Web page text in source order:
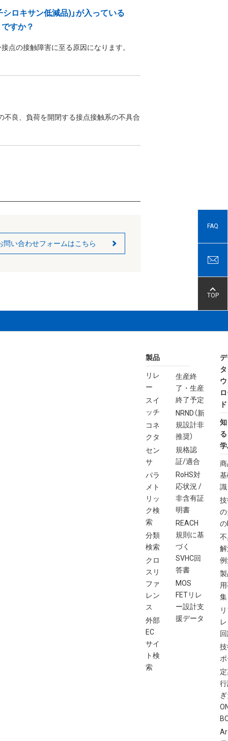
ロキサン低減品)」が入っている
すか？
点の接触障害に至る原因になります。
良、負荷を開閉する接点接触系の不具合
問い合わせフォームはこちら
FAQ
TOP
製品
リレ
ー
スイ
ッチ
コネ
クタ
セン
サ
パラ
メト
リッ
ク検
索
分類
検索
クロ
スリ
ファ
レン
ス
外部
EC
サイ
ト検
索
生産終
了・生産
終了予定
NRND（新
規設計非
推奨）
規格認
証/適合
RoHS対
応状況 /
非含有証
明書
REACH
規則に基
づく
SVHC回
答書
MOS
FETリレ
ー設計支
援データ
ド
知
識
の
集